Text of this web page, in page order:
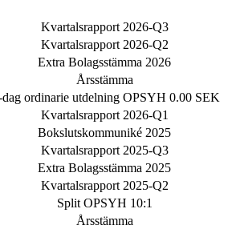
Kvartalsrapport 2026-Q3
Kvartalsrapport 2026-Q2
Extra Bolagsstämma 2026
Årsstämma
ordinarie utdelning OPSYH 0.00 SEK
Kvartalsrapport 2026-Q1
Bokslutskommuniké 2025
Kvartalsrapport 2025-Q3
Extra Bolagsstämma 2025
Kvartalsrapport 2025-Q2
Split OPSYH 10:1
Årsstämma